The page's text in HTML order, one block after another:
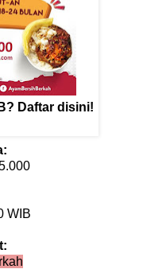
Daftar disini!
WIB